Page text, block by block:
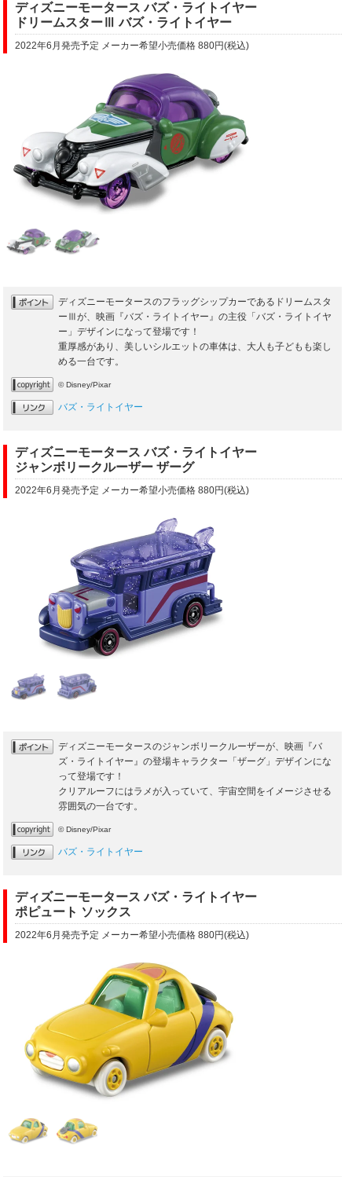
ディズニーモータース バズ・ライトイヤー
ドリームスターⅢ バズ・ライトイヤー
2022年6月発売予定 メーカー希望小売価格 880円(税込)
ディズニーモータースのフラッグシップカーであるドリームスタ
ーⅢが、映画『バズ・ライトイヤー』の主役「バズ・ライトイヤ
ー」デザインになって登場です！
重厚感があり、美しいシルエットの車体は、大人も子どもも楽し
める一台です。
© Disney/Pixar
バズ・ライトイヤー
ディズニーモータース バズ・ライトイヤー
ジャンボリークルーザー ザーグ
2022年6月発売予定 メーカー希望小売価格 880円(税込)
ディズニーモータースのジャンボリークルーザーが、映画『バ
ズ・ライトイヤー』の登場キャラクター「ザーグ」デザインにな
って登場です！
クリアルーフにはラメが入っていて、宇宙空間をイメージさせる
雰囲気の一台です。
© Disney/Pixar
バズ・ライトイヤー
ディズニーモータース バズ・ライトイヤー
ポピュート ソックス
2022年6月発売予定 メーカー希望小売価格 880円(税込)